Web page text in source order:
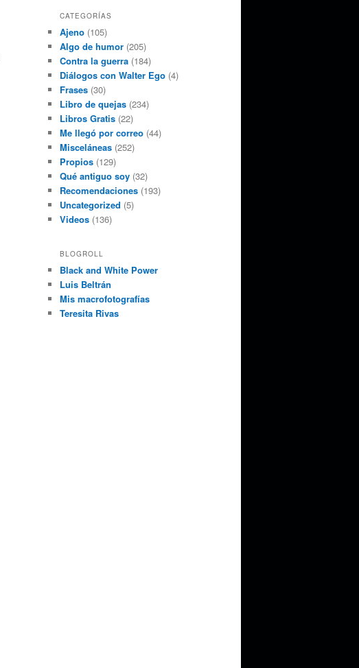
CATEGORÍAS
Ajeno (105)
Algo de humor (205)
Contra la guerra (184)
Diálogos con Walter Ego (4)
Frases (30)
Libro de quejas (234)
Libros Gratis (22)
Me llegó por correo (44)
Misceláneas (252)
Propios (129)
Qué antiguo soy (32)
Recomendaciones (193)
Uncategorized (5)
Videos (136)
BLOGROLL
Black and White Power
Luis Beltrán
Mis macrofotografías
Teresita Rivas